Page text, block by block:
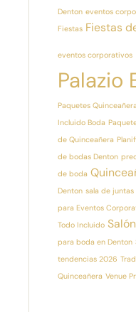
Denton eventos
Fiestas Fiestas
eventos corporativos
Palazio
Paquetes
Incluido Boda
de Quinceañera
de bodas Denton
de boda
Denton sala de juntas
para Eventos
Todo Incluido
para boda en Denton
tendencias 2026
Quinceañera Venue